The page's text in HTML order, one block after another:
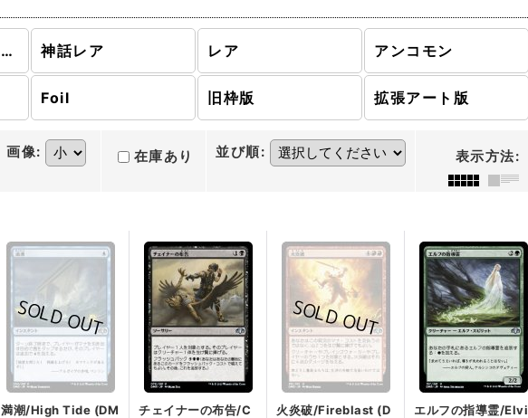
ドミナリア・リマスター (全商品) 神話レア レア アンコモン
Foil 旧枠版 拡張アート版
画像: 在庫あり 並び順: 表示方法:
満潮/High Tide (DM
チェイナーの布告/C
火炎破/Fireblast (D
エルフの指導霊/Elvi